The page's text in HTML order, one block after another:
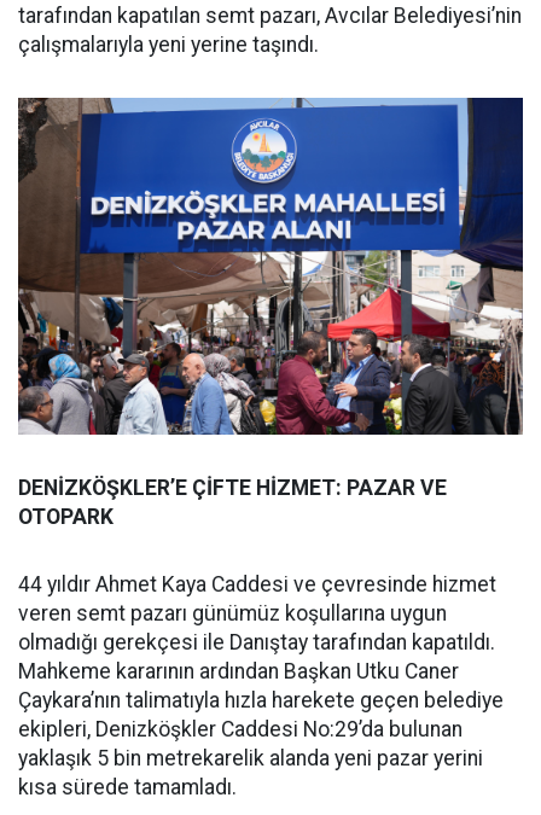
tarafından kapatılan semt pazarı, Avcılar Belediyesi’nin
çalışmalarıyla yeni yerine taşındı.
DENİZKÖŞKLER’E ÇİFTE HİZMET: PAZAR VE
OTOPARK
44 yıldır Ahmet Kaya Caddesi ve çevresinde hizmet
veren semt pazarı günümüz koşullarına uygun
olmadığı gerekçesi ile Danıştay tarafından kapatıldı.
Mahkeme kararının ardından Başkan Utku Caner
Çaykara’nın talimatıyla hızla harekete geçen belediye
ekipleri, Denizköşkler Caddesi No:29’da bulunan
yaklaşık 5 bin metrekarelik alanda yeni pazar yerini
kısa sürede tamamladı.